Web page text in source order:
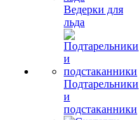
Ведерки для
льда
Подтарельники
и
подстаканники